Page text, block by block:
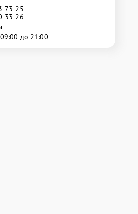
73-25
33-26
до 21:00